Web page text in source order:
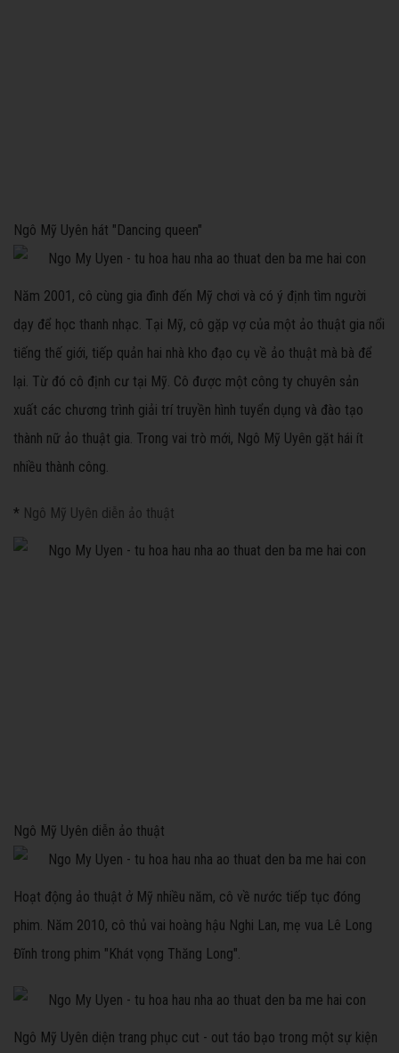
Ngô Mỹ Uyên hát "Dancing queen"
Năm 2001, cô cùng gia đình đến Mỹ chơi và có ý định tìm người
dạy để học thanh nhạc. Tại Mỹ, cô gặp vợ của một ảo thuật gia nổi
tiếng thế giới, tiếp quản hai nhà kho đạo cụ về ảo thuật mà bà để
lại. Từ đó cô định cư tại Mỹ. Cô được một công ty chuyên sản
xuất các chương trình giải trí truyền hình tuyển dụng và đào tạo
thành nữ ảo thuật gia. Trong vai trò mới, Ngô Mỹ Uyên gặt hái ít
nhiều thành công.
* Ngô Mỹ Uyên diễn ảo thuật
Ngô Mỹ Uyên diễn ảo thuật
Hoạt động ảo thuật ở Mỹ nhiều năm, cô về nước tiếp tục đóng
phim. Năm 2010, cô thủ vai hoàng hậu Nghi Lan, mẹ vua Lê Long
Đĩnh trong phim "Khát vọng Thăng Long".
Ngô Mỹ Uyên diện trang phục cut - out táo bạo trong một sự kiện